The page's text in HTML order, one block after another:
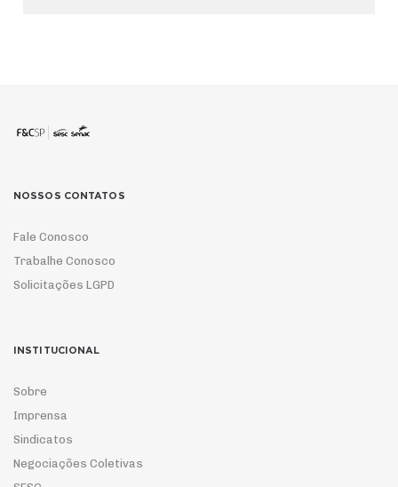
NOSSOS CONTATOS
Fale Conosco
Trabalhe Conosco
Solicitações LGPD
INSTITUCIONAL
Sobre
Imprensa
Sindicatos
Negociações Coletivas